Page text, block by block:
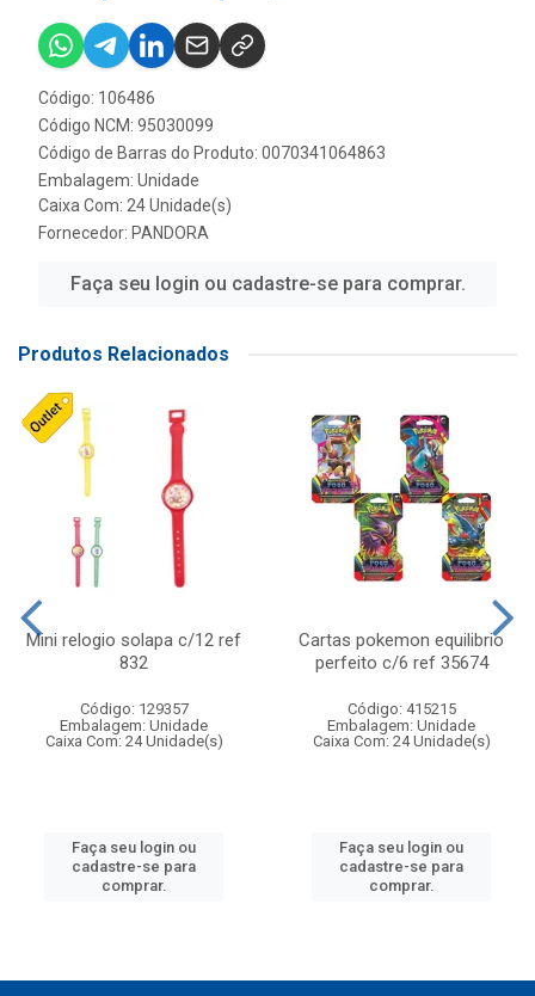
Código: 106486
Código NCM: 95030099
Código de Barras do Produto: 0070341064863
Embalagem: Unidade
Caixa Com: 24 Unidade(s)
Fornecedor: PANDORA
Faça seu login ou cadastre-se para comprar.
Produtos Relacionados
Mini relogio solapa c/12 ref
832
Código: 129357
Embalagem: Unidade
Caixa Com: 24 Unidade(s)
Faça seu login ou
cadastre-se para
comprar.
Cartas pokemon equilibrio
perfeito c/6 ref 35674
Código: 415215
Embalagem: Unidade
Caixa Com: 24 Unidade(s)
Faça seu login ou
cadastre-se para
comprar.